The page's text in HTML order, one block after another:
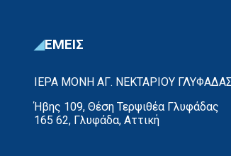
ΕΜΕΙΣ
ΙΕΡΑ ΜΟΝΗ ΑΓ. ΝΕΚΤΑΡΙΟΥ ΓΛΥΦΑΔΑΣ
Ήβης 109, Θέση Τερψιθέα Γλυφάδας
165 62, Γλυφάδα, Αττική